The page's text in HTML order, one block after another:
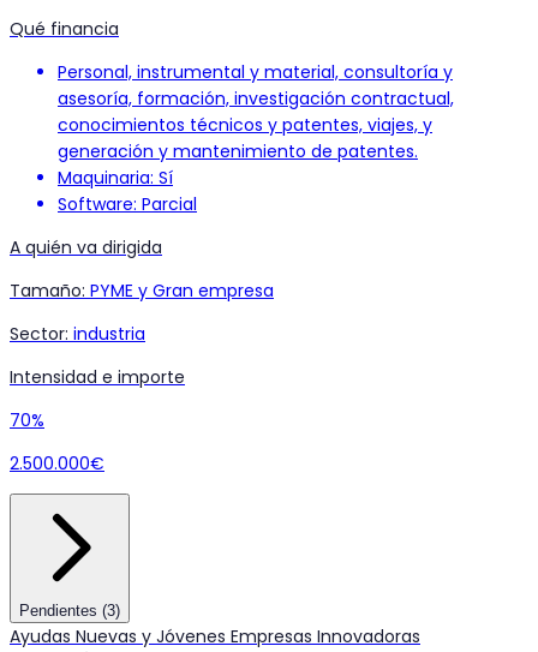
Qué financia
Personal, instrumental y material, consultoría y
asesoría, formación, investigación contractual,
conocimientos técnicos y patentes, viajes, y
generación y mantenimiento de patentes.
Maquinaria: Sí
Software: Parcial
A quién va dirigida
Tamaño: PYME y Gran empresa
Sector: industria
Intensidad e importe
70%
2.500.000€
Pendientes (3)
Ayudas Nuevas y Jóvenes Empresas Innovadoras